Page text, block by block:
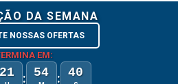
DA SEMANA
NOSSAS OFERTAS
EM:
21 : 54 : 40